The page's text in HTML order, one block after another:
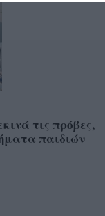
τις πρόβες,
παιδιών